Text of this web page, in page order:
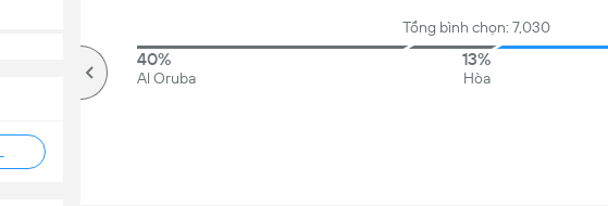
Tổng bình chọn: 7,030
40%
Al Oruba
13%
Hòa